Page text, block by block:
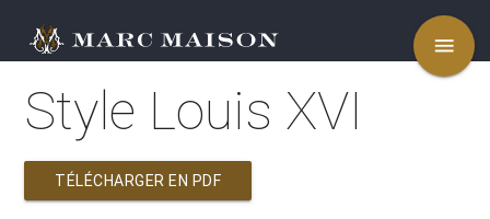
menu
Style Louis XVI
TÉLÉCHARGER EN PDF